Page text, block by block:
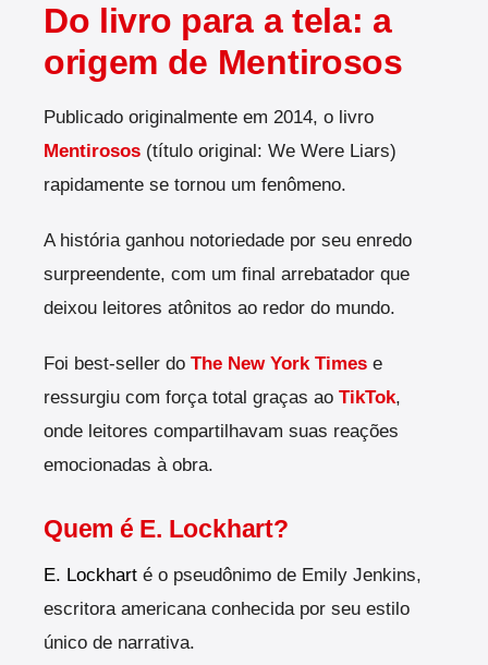
Do livro para a tela: a
origem de Mentirosos
Publicado originalmente em 2014, o livro
Mentirosos (título original: We Were Liars)
rapidamente se tornou um fenômeno.
A história ganhou notoriedade por seu enredo
surpreendente, com um final arrebatador que
deixou leitores atônitos ao redor do mundo.
Foi best-seller do The New York Times e
ressurgiu com força total graças ao TikTok,
onde leitores compartilhavam suas reações
emocionadas à obra.
Quem é E. Lockhart?
E. Lockhart é o pseudônimo de Emily Jenkins,
escritora americana conhecida por seu estilo
único de narrativa.